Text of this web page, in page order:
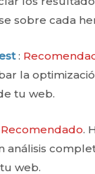
sobre cada
:
la
tu web.
Recomendado.
análisis
web.